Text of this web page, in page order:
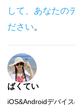
して、あなたの
ださい。
ばくてい
iOS&Androidデバイ